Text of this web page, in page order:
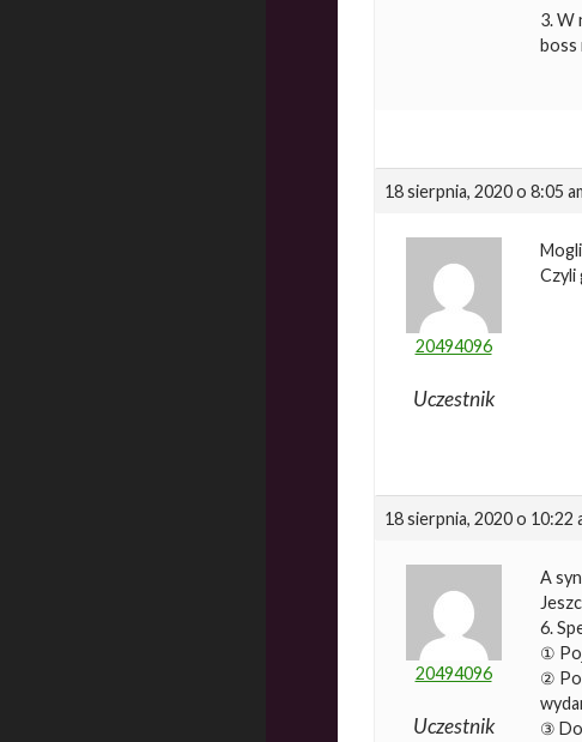
3. W
boss
18 sierpnia, 2020 o 8:05
20494096
Uczestnik
Czyli
18 sierpnia, 2020 o 10:22
20494096
Uczestnik
A
6.
①
②
③